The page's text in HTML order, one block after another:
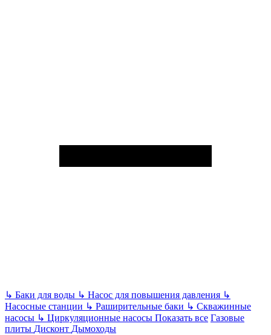
↳ Баки для воды ↳ Насос для повышения давления ↳
Насосные станции ↳ Раширительные баки ↳ Скважинные
насосы ↳ Циркуляционные насосы Показать все Газовые
плиты Дисконт Дымоходы